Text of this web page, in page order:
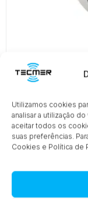
Utilizamos cookies
analisar a utilização
aceitar todos os
suas preferências.
Cookies e Política de
Série 7LD